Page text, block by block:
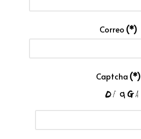
Correo (*)
Captcha (*)